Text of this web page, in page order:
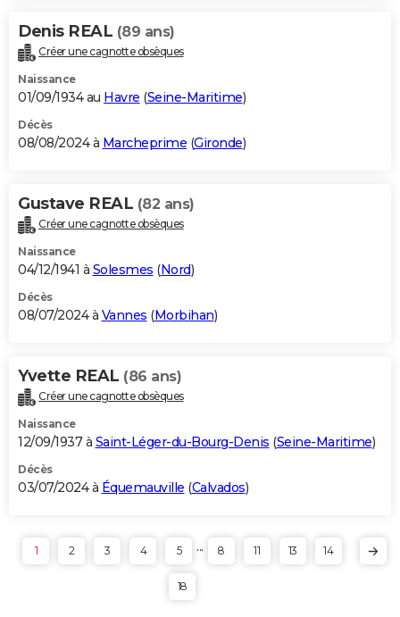
Denis REAL (89 ans)
Créer une cagnotte obsèques
Naissance
01/09/1934 au Havre (Seine-Maritime)
Décès
08/08/2024 à Marcheprime (Gironde)
Gustave REAL (82 ans)
Créer une cagnotte obsèques
Naissance
04/12/1941 à Solesmes (Nord)
Décès
08/07/2024 à Vannes (Morbihan)
Yvette REAL (86 ans)
Créer une cagnotte obsèques
Naissance
12/09/1937 à Saint-Léger-du-Bourg-Denis (Seine-Maritime)
Décès
03/07/2024 à Équemauville (Calvados)
1 2 3 4 5 ... 8 11 13 14
18